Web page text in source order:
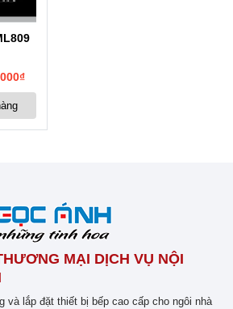
₫
MẠI DỊCH VỤ NỘI
và lắp đặt thiết bị bếp cao cấp cho ngôi nhà